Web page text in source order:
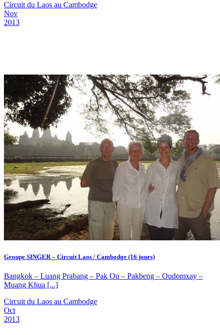
Circuit du Laos au Cambodge
Nov
2013
Groupe SINGER – Circuit Laos / Cambodge (16 jours)
Bangkok – Luang Prabang – Pak Ou – Pakbeng – Oudomxay –
Muang Khua [...]
Circuit du Laos au Cambodge
Oct
2013